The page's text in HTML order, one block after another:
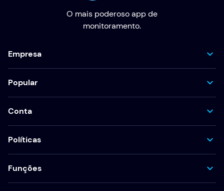
O mais poderoso app de
monitoramento.
Empresa
Popular
Conta
Políticas
Funções